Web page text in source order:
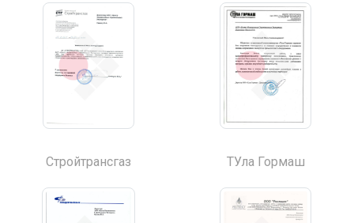
Стройтрансгаз ТУла Гормаш